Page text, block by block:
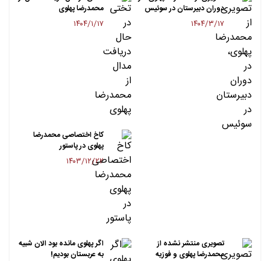
دوران دبیرستان در سوئیس
۱۴۰۴/۳/۱۷
محمدرضا پهلوی
۱۴۰۴/۱/۱۷
کاخ اختصاصی محمدرضا
پهلوی در پاستور
۱۴۰۳/۱۲/۲۲
تصویری منتشر نشده از
محمدرضا پهلوی و فوزیه
اگر پهلوی مانده بود الان شبیه
به عربستان بودیم!